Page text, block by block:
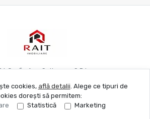
Grafie Apo Spitya.mu S.R.L.
creat în
cookies, află detalii. Alege ce tipuri de
dorești să permitem:
Statistică Marketing